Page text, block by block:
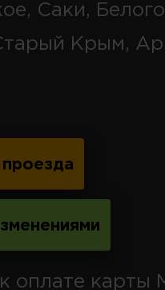
Саки,
Крым,
проезда
оплате карты